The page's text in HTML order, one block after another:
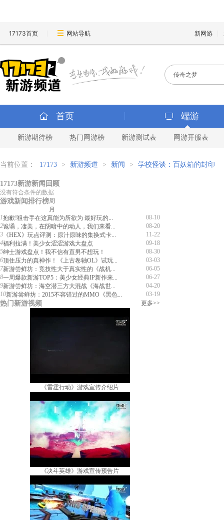
17173首页 网站导航 新网游
首页 端游
新游期待榜 热门网游榜 新游测试表 网游开服表
当前位置： 17173 > 新游频道 > 新闻 > 学校怪谈：百妖箱的封印
17173新游新闻回顾
没有符合条件的数据
游戏新闻排行榜周
月
1
08-10
抱歉!狙击手在这真能为所欲为 最好玩的...
2
08-20
诡谲，凄美，在阴暗中的动人，我们来看...
3
11-22
《HEX》玩点评测：原汁原味的集换式卡...
4
09-18
福利拉满！美少女涩涩游戏大盘点
5
08-30
绅士游戏盘点！我不信有直男不想玩！
6
03-03
顶住压力的真神作！《上古卷轴OL》试玩...
7
06-05
新游尝鲜坊：竞技性大于真实性的《战机...
8
06-27
一周爆款新游TOP5：美少女经典IP新作来...
9
04-20
新游尝鲜坊：海空潜三方大混战《海战世...
10
03-19
新游尝鲜坊：2015不容错过的MMO《黑色...
热门新游视频 更多>>
《雷霆行动》游戏宣传介绍片
《决斗英雄》游戏宣传预告片